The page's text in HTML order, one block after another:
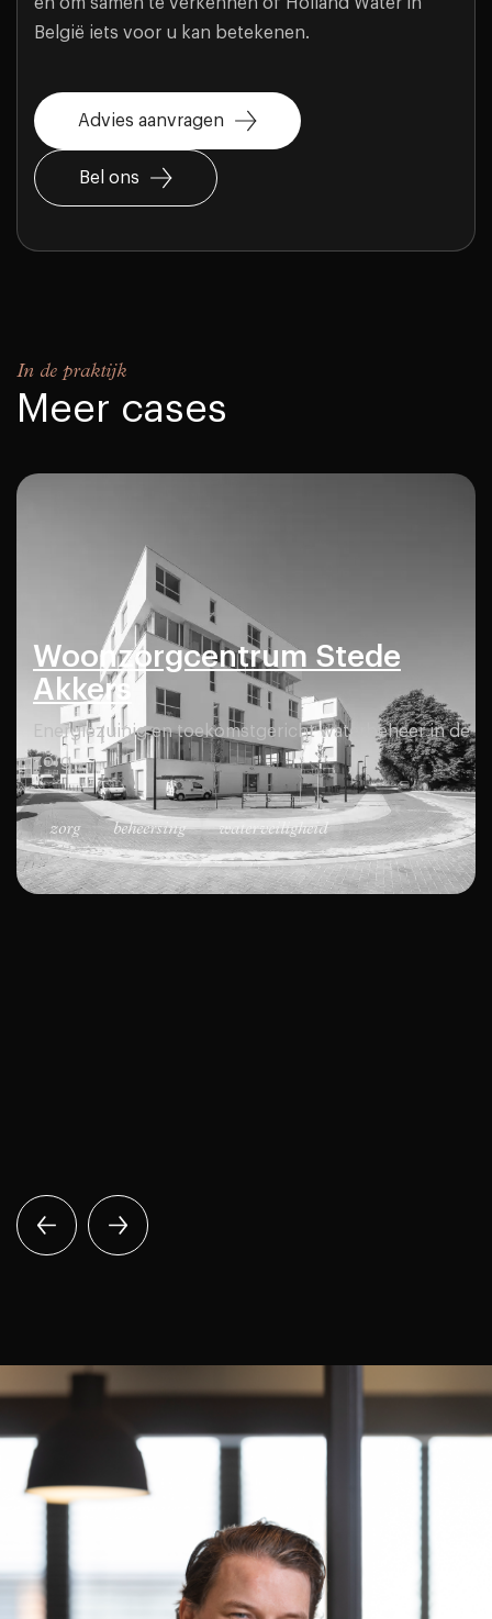
België iets voor u kan betekenen.
Advies aanvragen
Bel ons
In de praktijk
Meer cases
Woonzorgcentrum Stede
Akkers
Energiezuinig en toekomstgericht waterbeheer in de
zorg
zorg beheersing waterveiligheid